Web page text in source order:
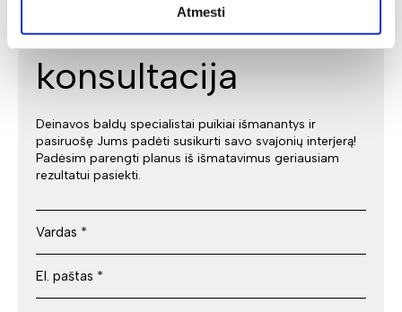
Atmesti
specialisto
konsultacija
Deinavos baldų specialistai puikiai išmanantys ir
pasiruošę Jums padėti susikurti savo svajonių interjerą!
Padėsim parengti planus iš išmatavimus geriausiam
rezultatui pasiekti.